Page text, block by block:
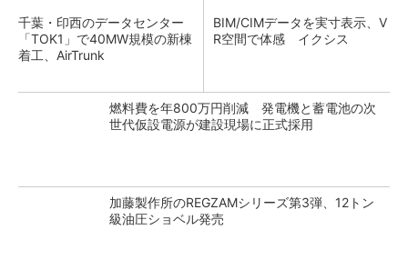
千葉・印西のデータセンター
「TOK1」で40MW規模の新棟
着工、AirTrunk
BIM/CIMデータを実寸表示、V
R空間で体感 イクシス
燃料費を年800万円削減 発電機と蓄電池の次
世代仮設電源が建設現場に正式採用
加藤製作所のREGZAMシリーズ第3弾、12トン
級油圧ショベル発売